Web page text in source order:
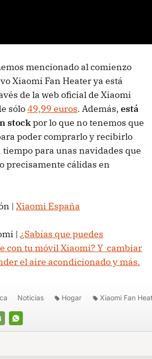
mencionado al comienzo
Xiaomi Fan Heater ya está
de la web oficial de Xiaomi
sólo49,99 euros. Además, está
stockpor lo que no tenemos que
poder comprarlo y recibirlo
tiempo para unas navidades que
precisamente cálidas en
| Xiaomi España
| ¿Sabías que puedes
con tu móvil Xiaomi? Y cambiar
el aire acondicionado y más.
WHATSAPP
Noticias Hogar Xiaomi Fan